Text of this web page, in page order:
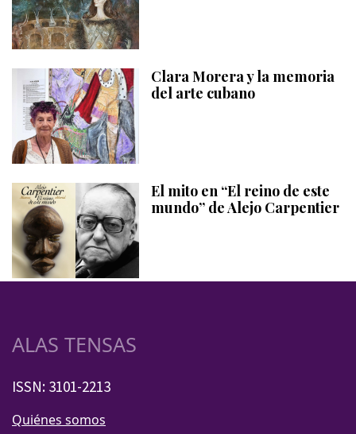
Clara Morera y la memoria
del arte cubano
El mito en “El reino de este
mundo” de Alejo Carpentier
ALAS TENSAS
ISSN: 3101-2213
Quiénes somos